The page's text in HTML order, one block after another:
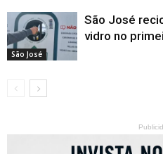
São José
São José
vidro no